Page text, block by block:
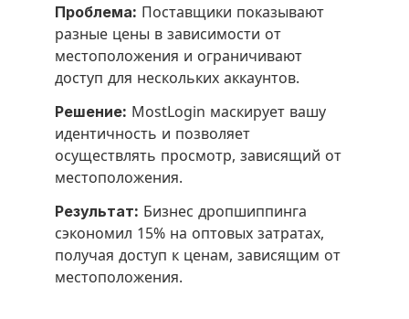
Проблема: Поставщики показывают
разные цены в зависимости от
местоположения и ограничивают
доступ для нескольких аккаунтов.
Решение: MostLogin маскирует вашу
идентичность и позволяет
осуществлять просмотр, зависящий от
местоположения.
Результат: Бизнес дропшиппинга
сэкономил 15% на оптовых затратах,
получая доступ к ценам, зависящим от
местоположения.